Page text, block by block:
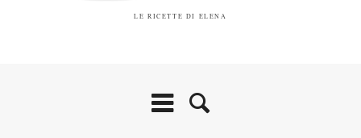
LE RICETTE DI ELENA